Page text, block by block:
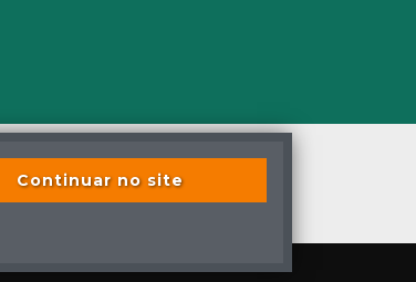
reservados
lei.
Continuar no site